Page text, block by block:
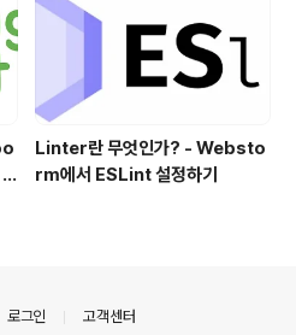
Linter란 무엇인가? - Websto
rm에서 ESLint 설정하기
로그인 고객센터